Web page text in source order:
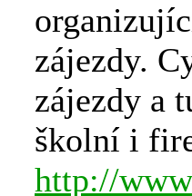
zájezdy.
zájezdy a
školní i
http://